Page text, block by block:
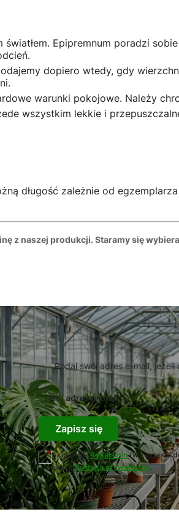
Epipremnum poradzi
dopiero wtedy, gdy
warunki pokojowe. Należy
wszystkim lekkie i
długość zależnie od egzemplarza
z naszej produkcji. Staramy się
Podaj swój adres e-mail,
Twój adres e-mail
Zapisz się
AkceptujęRegulamin(w zakresie
nasząPolityką prywatności.